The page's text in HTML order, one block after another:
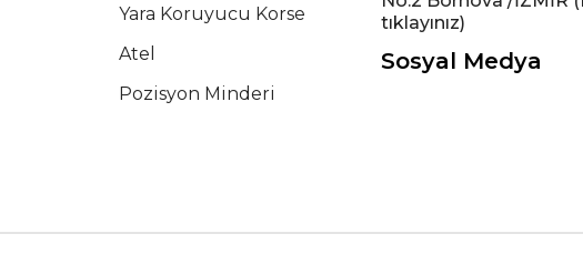
Yara Koruyucu Korse
Atel
Pozisyon Minderi
tıklayınız)
Sosyal Medya